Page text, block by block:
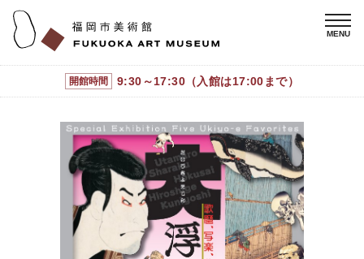
開館時間 9:30～17:30（入館は17:00まで）